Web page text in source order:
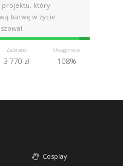
projektu, który
barwę w życie
Zebrano
3 770 zł
Osiągnięto
108%
Cosplay